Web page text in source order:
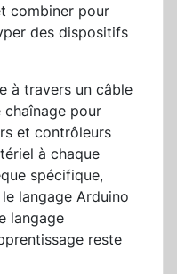
combiner pour
des dispositifs
à travers un câble
pour
et contrôleurs
à chaque
spécifique,
langage Arduino
langage
reste